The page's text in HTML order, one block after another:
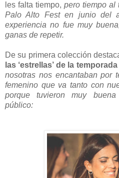
les falta tiempo, pero tiempo
Palo Alto Fest en junio del
experiencia no fue muy
ganas de repetir.
De su primera colección
las ‘estrellas’ de la temporada
nosotras nos encantaban por
femenino que va tanto con
porque tuvieron muy
público: